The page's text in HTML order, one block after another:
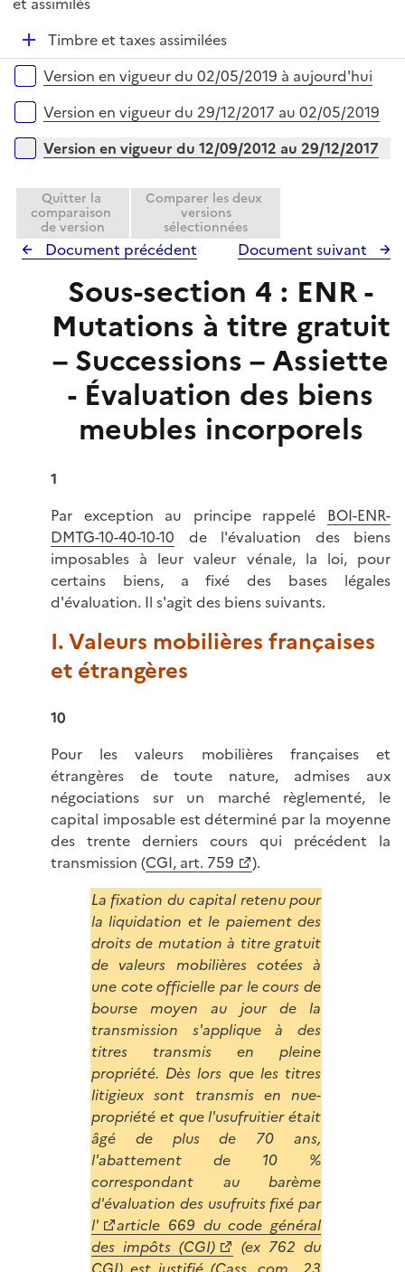
l
r
e
r
D
é
p
e
Timbre et taxes assimilées
Versions sur la période
Version en vigueur du 02/05/2019 à aujourd'hui
Version en vigueur du 29/12/2017 au 02/05/2019
Version en vigueur du 12/09/2012 au 29/12/2017
Quitter la
comparaison
de version
Comparer les deux
versions
sélectionnées
Document précédent Document suivant
Sous-section 4 : ENR -
Mutations à titre gratuit
– Successions – Assiette
- Évaluation des biens
meubles incorporels
1
Par exception au principe rappelé BOI-ENR-
DMTG-10-40-10-10 de l'évaluation des biens
imposables à leur valeur vénale, la loi, pour
certains biens, a fixé des bases légales
d'évaluation. Il s'agit des biens suivants.
I. Valeurs mobilières françaises
et étrangères
10
Pour les valeurs mobilières françaises et
étrangères de toute nature, admises aux
négociations sur un marché règlementé, le
capital imposable est déterminé par la moyenne
des trente derniers cours qui précédent la
transmission (CGI, art. 759
).
La fixation du capital retenu pour
la liquidation et le paiement des
droits de mutation à titre gratuit
de valeurs mobilières cotées à
une cote officielle par le cours de
bourse moyen au jour de la
transmission s'applique à des
titres transmis en pleine
propriété. Dès lors que les titres
litigieux sont transmis en nue-
propriété et que l'usufruitier était
âgé de plus de 70 ans,
l'abattement de 10 %
correspondant au barème
d'évaluation des usufruits fixé par
l'
article 669 du code général
des impôts (CGI)
(ex 762 du